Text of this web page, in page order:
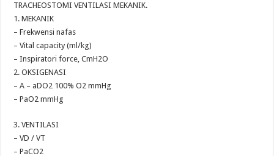
TRACHEOSTOMI VENTILASI MEKANIK.
1. MEKANIK
– Frekwensi nafas
– Vital capacity (ml/kg)
– Inspiratori force, CmH2O
2. OKSIGENASI
– A – aDO2 100% O2 mmHg
– PaO2 mmHg
3. VENTILASI
– VD / VT
– PaCO2